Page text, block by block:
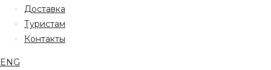
Доставка
Туристам
Контакты
ENG